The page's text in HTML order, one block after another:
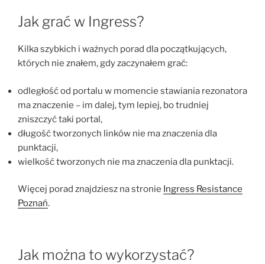
Jak grać w Ingress?
Kilka szybkich i ważnych porad dla początkujących,
których nie znałem, gdy zaczynałem grać:
odległość od portalu w momencie stawiania rezonatora
ma znaczenie – im dalej, tym lepiej, bo trudniej
zniszczyć taki portal,
długość tworzonych linków nie ma znaczenia dla
punktacji,
wielkość tworzonych nie ma znaczenia dla punktacji.
Więcej porad znajdziesz na stronie Ingress Resistance
Poznań.
Jak można to wykorzystać?